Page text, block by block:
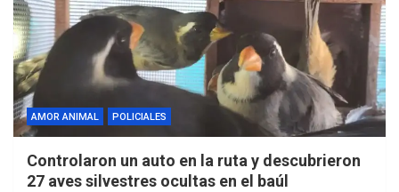
AMOR ANIMAL POLICIALES
Controlaron un auto en la ruta y descubrieron
27 aves silvestres ocultas en el baúl